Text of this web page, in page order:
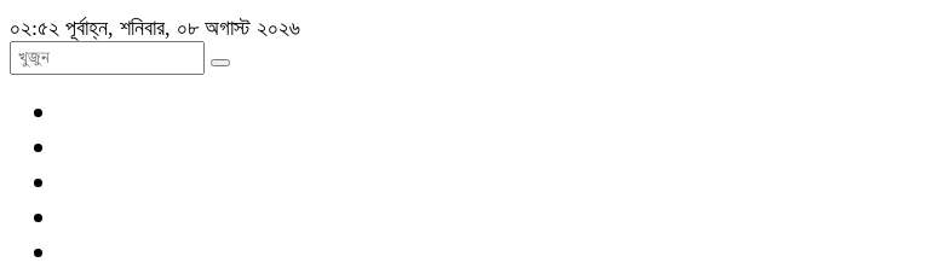
০২:৫২ পূর্বাহ্ন, শনিবার, ০৮ অগাস্ট ২০২৬